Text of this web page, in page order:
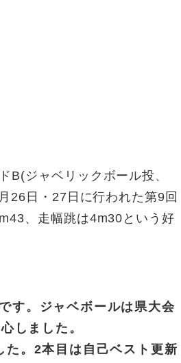
ジャベリックボール投、
26日・27日に行われた第9回
、走幅跳は4m30という好
す。ジャベボールは県大会
しました。
た。2本目は自己ベスト更新